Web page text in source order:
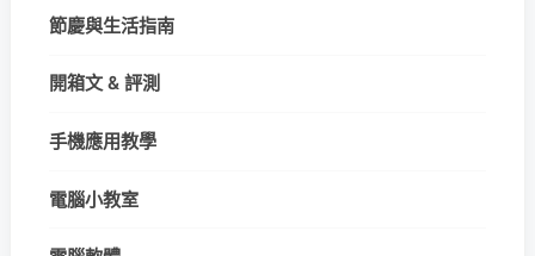
節慶與生活指南
開箱文 & 評測
手機應用教學
電腦小教室